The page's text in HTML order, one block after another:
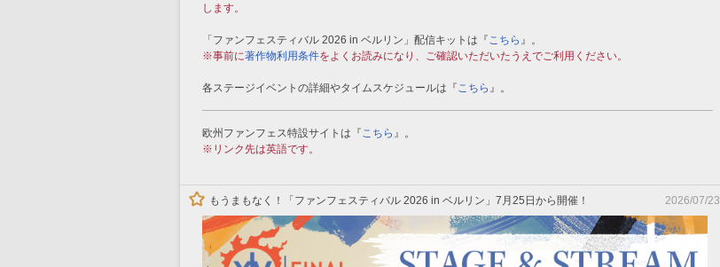
します。
「ファンフェスティバル 2026 in ベルリン」配信キットは『こちら 』。
※事前に著作物利用条件をよくお読みになり、ご確認いただいたうえでご利用ください。
各ステージイベントの詳細やタイムスケジュールは『こちら 』。
欧州ファンフェス特設サイトは『こちら 』。
※リンク先は英語です。
もうまもなく！「ファンフェスティバル 2026 in ベルリン」7月25日から開催！ 2026/07/23